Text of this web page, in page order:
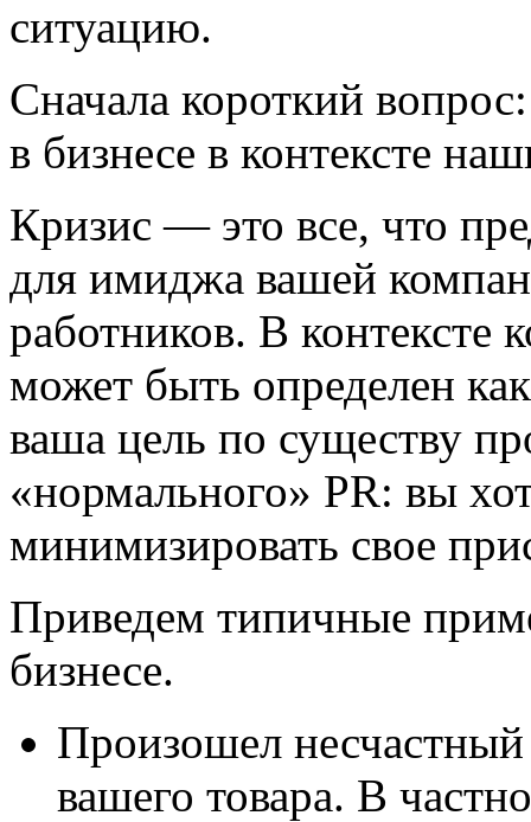
ситуацию.
Сначала короткий
в бизнесе в контексте
Кризис — это все, что
для имиджа вашей
работников. В контексте
может быть определен
ваша цель по существу
«нормального» PR: вы
минимизировать свое
Приведем типичные
бизнесе.
Произошел
вашего товара. В